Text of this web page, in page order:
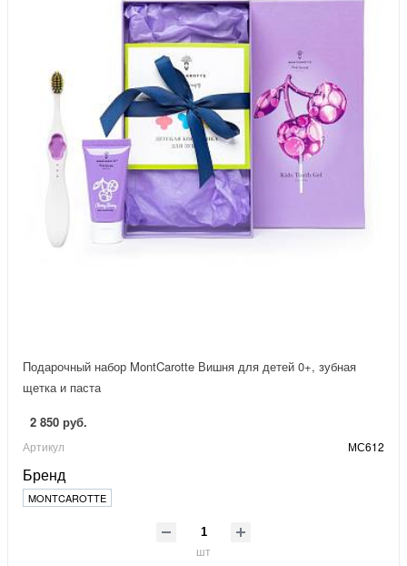
Подарочный набор MontCarotte Вишня для детей 0+, зубная
щетка и паста
2 850 руб.
Артикул МС612
Бренд
MONTCAROTTE
шт